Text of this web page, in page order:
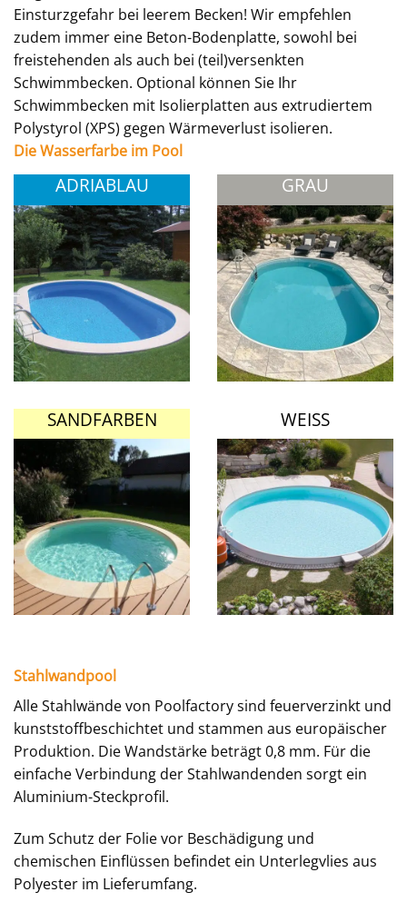
Einsturzgefahr bei leerem Becken! Wir empfehlen
zudem immer eine Beton-Bodenplatte, sowohl bei
freistehenden als auch bei (teil)versenkten
Schwimmbecken. Optional können Sie Ihr
Schwimmbecken mit Isolierplatten aus extrudiertem
Polystyrol (XPS) gegen Wärmeverlust isolieren.
Die Wasserfarbe im Pool
ADRIABLAU GRAU
SANDFARBEN WEISS
Stahlwandpool
Alle Stahlwände von Poolfactory sind feuerverzinkt und
kunststoffbeschichtet und stammen aus europäischer
Produktion. Die Wandstärke beträgt 0,8 mm. Für die
einfache Verbindung der Stahlwandenden sorgt ein
Aluminium-Steckprofil.
Zum Schutz der Folie vor Beschädigung und
chemischen Einflüssen befindet ein Unterlegvlies aus
Polyester im Lieferumfang.